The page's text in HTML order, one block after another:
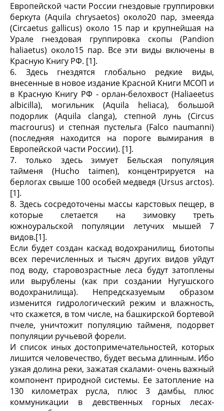
Европейской части России гнездовые группировки
беркута (Aquila chrysaetos) около20 пар, змееяда
(Circaetus gallicus) около 15 пар и крупнейшая на
Урале гнездовая группировка скопы (Pandion
haliaetus) около15 пар. Все эти виды включены в
Красную Книгу РФ. [1].
6. Здесь гнездятся глобально редкие виды,
внесенные в новое издание Красной Книги МСОП и
в Красную Книгу РФ - орлан-белохвост (Haliaeetus
albicilla), могильник (Aquila heliaca), большой
подорлик (Aquila clanga), степной лунь (Circus
macrourus) и степная пустельга (Falco naumanni)
(последняя находится на пороге вымирания в
Европейской части России). [1].
7. только здесь зимует Бельская популяция
тайменя (Hucho taimen), концентрируется на
берлогах свыше 100 особей медведя (Ursus arctos).
[1].
8. Здесь сосредоточены массы карстовых пещер, в
которые слетается на зимовку треть
южноуральской популяции летучих мышей 7
видов.[1].
Если будет создан каскад водохранилищ, биотопы
всех перечисленных и тысяч других видов уйдут
под воду, старовозрастные леса будут затоплены
или вырублены (как при создании Нугушского
водохранилища). Непредсказуемым образом
изменится гидрологический режим и влажность,
что скажется, в том числе, на башкирской бортевой
пчеле, уничтожит популяцию тайменя, подорвет
популяции ручьевой форели.
И список иных достопримечательностей, которых
лишится человечество, будет весьма длинным. Ибо
узкая долина реки, зажатая скалами- очень важный
компонент природной системы. Ее затопление на
130 километрах русла, плюс 3 дамбы, плюс
коммуникации в девственных горных лесах-